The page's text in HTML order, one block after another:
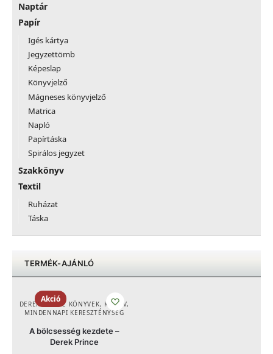
Naptár
Papír
Igés kártya
Jegyzettömb
Képeslap
Könyvjelző
Mágneses könyvjelző
Matrica
Napló
Papírtáska
Spirálos jegyzet
Szakkönyv
Textil
Ruházat
Táska
TERMÉK-AJÁNLÓ
Akció
DEREK PRINCE KÖNYVEK, KÖNYV,
MINDENNAPI KERESZTÉNYSÉG
A bölcsesség kezdete –
Derek Prince